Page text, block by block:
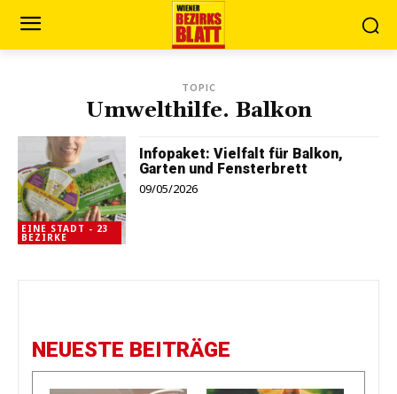
TOPIC
Umwelthilfe. Balkon
EINE STADT - 23
BEZIRKE
Infopaket: Vielfalt für Balkon,
Garten und Fensterbrett
09/05/2026
NEUESTE BEITRÄGE